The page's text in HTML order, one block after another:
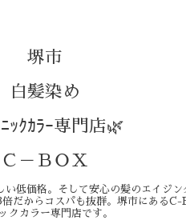
堺市
白髪染め
ｯｸｶﾗｰ専門店🌿
Ｃ－ＢＯＸ
低価格。そして安心の髪のエイジ
だからコスパも抜群。堺市にある
クカラー専門店です。